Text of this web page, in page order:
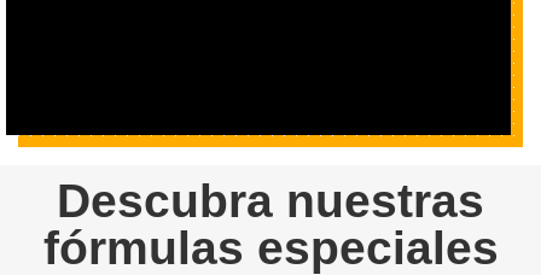
Descubra nuestras
fórmulas especiales